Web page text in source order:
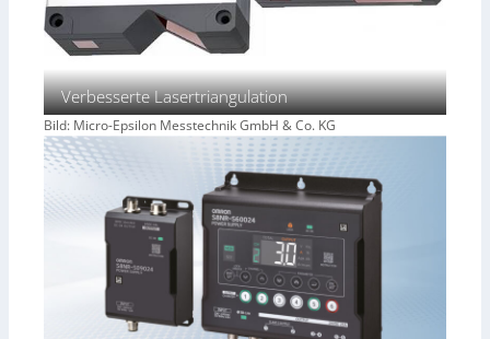
Verbesserte Lasertriangulation
Bild: Micro-Epsilon Messtechnik GmbH & Co. KG